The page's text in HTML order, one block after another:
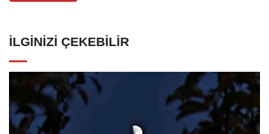
İLGINIZI ÇEKEBILIR